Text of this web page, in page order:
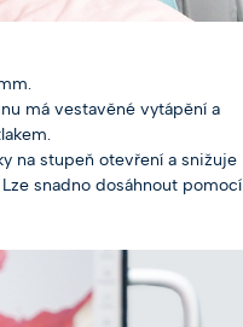
má vestavěné vytápění a
na stupeň otevření a snižuje
snadno dosáhnout pomocí